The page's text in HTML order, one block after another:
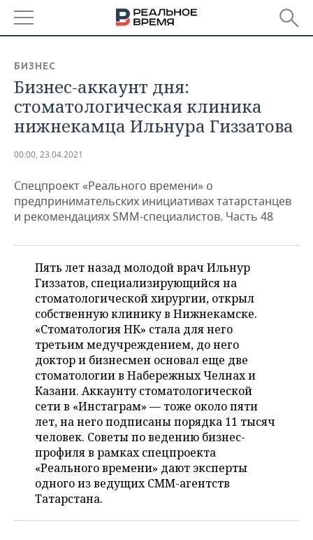
БАШКОРТОСТАН
ТАТАРСТАН
НОВОСТИ
АНАЛИТИКА
ДЕКЛАРАЦИИ О ДОХОДАХ
КОРОЛИ ГОСЗАКАЗА ПФО
ВУЗЫ ТАТАРСТАНА
КОМУ ПРИНАДЛЕЖАТ
ТОРГОВЫЕ ЦЕНТРЫ
ТАТАРСТАНА
НОВОСТИ ЭКОНОМИКИ
ФИНАНСЫ
БАНКИ
БЮДЖЕТ
ИНВЕСТИЦИИ
ПРОМЫШЛЕННОСТЬ
НОВОСТИ
ПРОМЫШЛЕННОСТИ
МАШИНОСТРОЕНИЕ
НЕФТЕХИМИЯ
НЕФТЬ
ОПК
ЭНЕРГЕТИКА
НЕДВИЖИМОСТЬ
НОВОСТИ НЕДВИЖИМОСТИ
АВТО
НОВОСТИ АВТО
БИЗНЕС
НОВОСТИ БИЗНЕСА
РОЗНИЧНАЯ ТОРГОВЛЯ
ТРАНСПОРТ
УСЛУГИ
ТЕХНОЛОГИИ
НОВОСТИ ТЕХНОЛОГИЙ
МЕДИА
ТЕЛЕКОММУНИКАЦИИ
МЕРОПРИЯТИЯ
НОВОСТИ МЕРОПРИЯТИЙ
ВЫЕЗДНАЯ РЕДАКЦИЯ
БИЗНЕС-БРАНЧИ
ONLINE-КОНФЕРЕНЦИИ
ОТКРЫТАЯ ЛЕКЦИЯ
СПОРТ
НОВОСТИ СПОРТА
ФУТБОЛ
ХОККЕЙ
БАСКЕТБОЛ
ОБЩЕСТВО
НОВОСТИ ОБЩЕСТВА
ВЛАСТЬ
ИНФРАСТРУКТУРА
ФОТОГАЛЕРЕЯ
СЮЖЕТЫ
СПРАВОЧНИК
БИЗНЕС
Бизнес-аккаунт дня:
стоматологическая клиника
нижнекамца Ильнура Гиззатова
00:00, 23.04.2021
Спецпроект «Реального времени» о
предпринимательских инициативах татарстанцев
и рекомендациях SMM-специалистов. Часть 48
Пять лет назад молодой врач Ильнур
Гиззатов, специализирующийся на
стоматологической хирургии, открыл
собственную клинику в Нижнекамске.
«Стоматология НК» стала для него
третьим медучреждением, до него
доктор и бизнесмен основал еще две
стоматологии в Набережных Челнах и
Казани. Аккаунту стоматологической
сети в «Инстаграм» — тоже около пяти
лет, на него подписаны порядка 11 тысяч
человек. Советы по ведению бизнес-
профиля в рамках спецпроекта
«Реального времени» дают эксперты
одного из ведущих СММ-агентств
Татарстана.